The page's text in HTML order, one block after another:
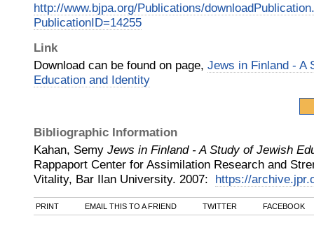
http://www.bjpa.org/Publications/
PublicationID=14255
Link
Download can be found on page, Jews in Finland - A
Education and Identity
Bibliographic Information
Kahan, Semy Jews in Finland - A Study of Jewish
Rappaport Center for Assimilation Research and
Vitality, Bar Ilan University. 2007: https://
PRINT EMAIL THIS TO A FRIEND TWITTER FACEBOOK